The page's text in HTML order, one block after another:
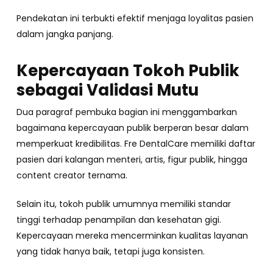
Pendekatan ini terbukti efektif menjaga loyalitas pasien
dalam jangka panjang.
Kepercayaan Tokoh Publik
sebagai Validasi Mutu
Dua paragraf pembuka bagian ini menggambarkan
bagaimana kepercayaan publik berperan besar dalam
memperkuat kredibilitas. Fre DentalCare memiliki daftar
pasien dari kalangan menteri, artis, figur publik, hingga
content creator ternama.
Selain itu, tokoh publik umumnya memiliki standar
tinggi terhadap penampilan dan kesehatan gigi.
Kepercayaan mereka mencerminkan kualitas layanan
yang tidak hanya baik, tetapi juga konsisten.